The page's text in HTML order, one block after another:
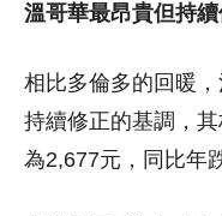
溫哥華最昂貴但持
相比多倫多的回暖
持續修正的基調，
為2,677元，同比年